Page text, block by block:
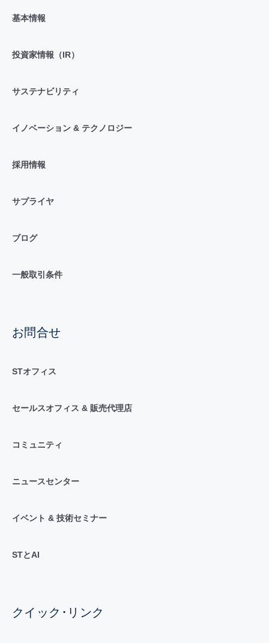
基本情報
投資家情報（IR）
サステナビリティ
イノベーション & テクノロジー
採用情報
サプライヤ
ブログ
一般取引条件
お問合せ
STオフィス
セールスオフィス & 販売代理店
コミュニティ
ニュースセンター
イベント & 技術セミナー
STとAI
クイック･リンク